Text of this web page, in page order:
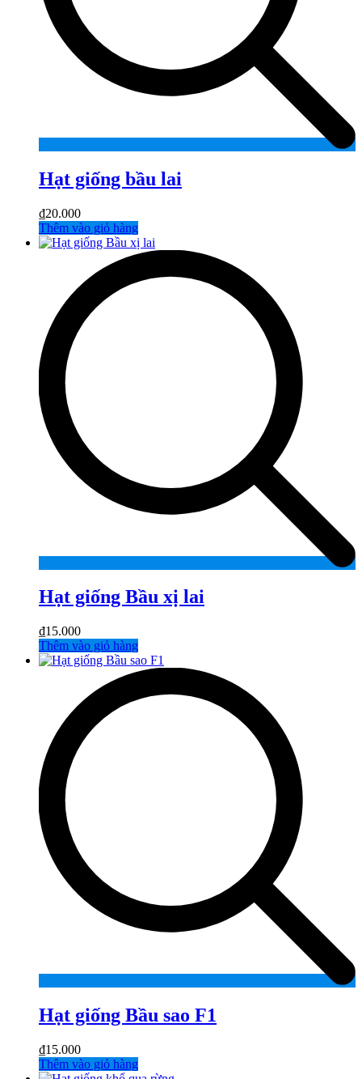
Hạt giống bầu lai
₫20.000
Thêm vào giỏ hàng
Hạt giống Bầu xị lai
₫15.000
Thêm vào giỏ hàng
Hạt giống Bầu sao F1
₫15.000
Thêm vào giỏ hàng